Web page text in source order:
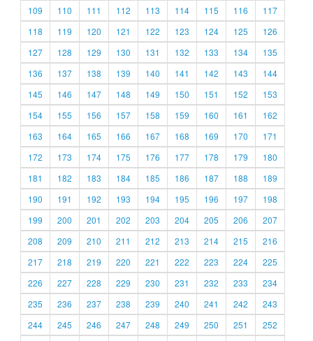
109
110 111 112 113 114 115 116
117
118
119 120 121 122 123 124 125
126
127
128 129 130 131 132 133 134
135
136
137 138 139 140 141 142 143
144
145
146 147 148 149 150 151 152
153
154
155 156 157 158 159 160 161
162
163
164 165 166 167 168 169 170
171
172
173 174 175 176 177 178 179
180
181
182 183 184 185 186 187 188
189
190
191 192 193 194 195 196 197
198
199
200 201 202 203 204 205 206
207
208
209 210 211 212 213 214 215
216
217
218 219 220 221 222 223 224
225
226
227 228 229 230 231 232 233
234
235
236 237 238 239 240 241 242
243
244
245 246 247 248 249 250 251
252